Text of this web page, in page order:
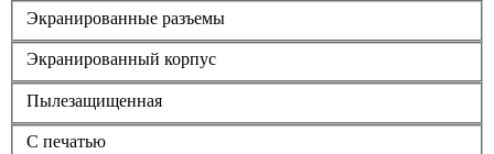
Экранированные разъемы
Экранированный корпус
Пылезащищенная
С печатью